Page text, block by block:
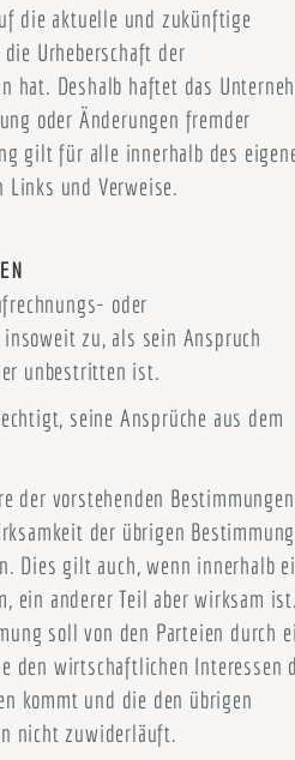
die aktuelle und zukünftige
Urheberschaft der
hat. Deshalb haftet das
oder Änderungen fremder
gilt für alle innerhalb des
Links und Verweise.
oder
zu, als sein Anspruch
unbestritten ist.
seine Ansprüche aus dem
der vorstehenden Bestimmungen
der übrigen
Dies gilt auch, wenn innerhalb
ein anderer Teil aber wirksam
soll von den Parteien durch
den wirtschaftlichen Interessen
kommt und die den übrigen
nicht zuwiderläuft.